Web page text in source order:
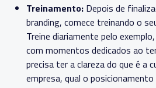
Treinamento: Depois de
branding, comece treinando o
Treine diariamente pelo
com momentos dedicados ao
precisa ter a clareza do que é a
empresa, qual o